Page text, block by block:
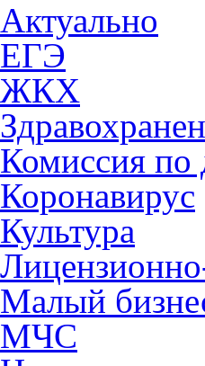
Актуально
ЕГЭ
ЖКХ
Комиссия по
Коронавирус
Культура
Малый
МЧС